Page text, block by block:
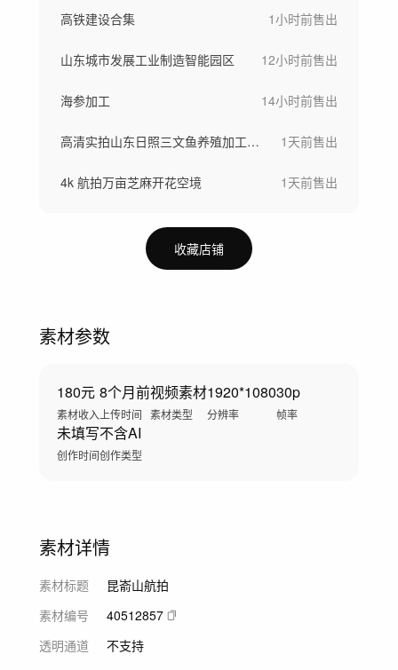
高铁建设合集 1小时前售出
山东城市发展工业制造智能园区 12小时前售出
海参加工 14小时前售出
高清实拍山东日照三文鱼养殖加工空镜 1天前售出
4k 航拍万亩芝麻开花空境 1天前售出
收藏店铺
素材参数
180元
素材收入
8个月前
上传时间
视频素材
素材类型
1920*1080
分辨率
30p
帧率
未填写
创作时间
不含AI
创作类型
素材详情
素材标题
昆嵛山航拍
素材编号
40512857
透明通道
不支持